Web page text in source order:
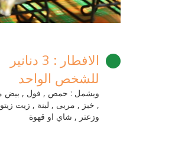
الافطار : 3 دنانير
للشخص الواحد
ويشمل : حمص , فول , بيض
, خبز , مربى , لبنة , زيت
وزعتر , شاي او قهوة